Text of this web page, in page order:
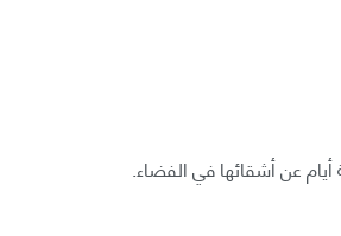
أيام عن أشقائها في الفضاء.